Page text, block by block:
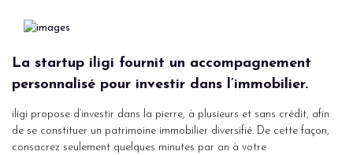
La startup iligi fournit un accompagnement
personnalisé pour investir dans l’immobilier.
iligi propose d’investir dans la pierre, à plusieurs et sans crédit, afin
de se constituer un patrimoine immobilier diversifié. De cette façon,
consacrez seulement quelques minutes par an à votre